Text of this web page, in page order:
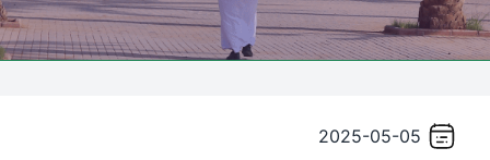
2025-05-05